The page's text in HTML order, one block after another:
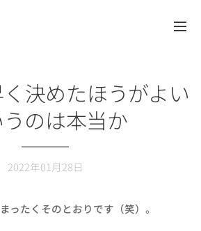
決めたほうがよい
うのは本当か
2022年01月28日
ったくそのとおりです（笑）。